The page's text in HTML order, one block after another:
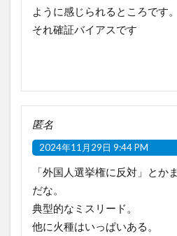
ように感じられるところです。
それ確証バイアスです
匿名
2024年11月29日 9:44 PM
「外国人選挙権に反対」とか
だな。
典型的なミスリード。
他に火種はいっぱいある。